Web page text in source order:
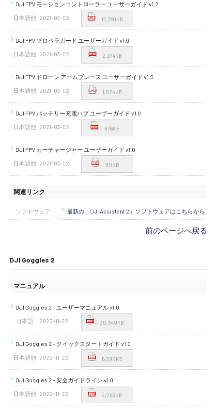
DJI FPV モーションコントローラー ユーザーガイド v1.2
日本語他 2021-03-02 10,391KB
DJI FPV プロペラガード ユーザーガイド v1.0
日本語他 2021-03-02 2,374KB
DJI FPV ドローン アームブレース ユーザーガイド v1.0
日本語他 2021-03-02 1,824KB
DJI FPV バッテリー充電ハブ ユーザーガイド v1.0
日本語他 2021-03-02 876KB
DJI FPV カーチャージャー ユーザーガイド v1.0
日本語他 2021-03-02 911KB
関連リンク
ソフトウェア 最新の「DJI Assistant 2」ソフトウェアはこちらから
前のページへ戻る
DJI Goggles 2
マニュアル
DJI Goggles 2 - ユーザーマニュアル v1.0
日本語
2022-11-22 30,949KB
DJI Goggles 2 - クイックスタートガイド v1.0
日本語他 2022-11-22 6,590KB
DJI Goggles 2 - 安全ガイドライン v1.0
日本語他 2022-11-22 4,263KB